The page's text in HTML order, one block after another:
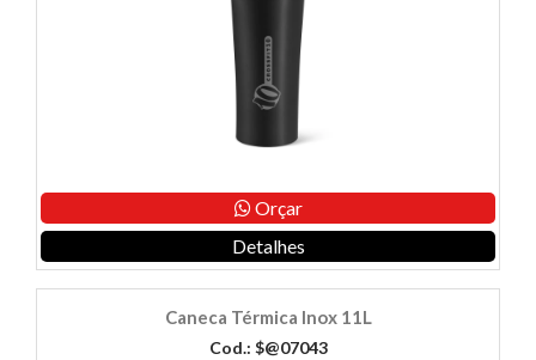
Orçar
Detalhes
Caneca Térmica Inox 11L
Cod.: $@07043